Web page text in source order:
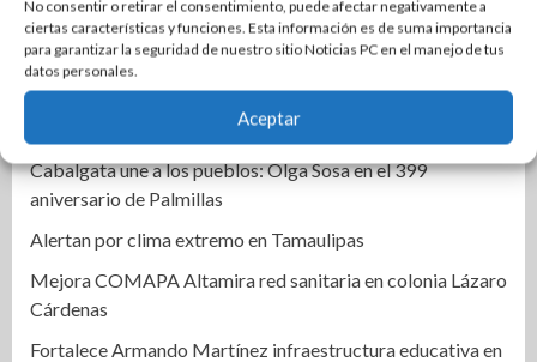
No consentir o retirar el consentimiento, puede afectar negativamente a
ciertas características y funciones. Esta información es de suma importancia
para garantizar la seguridad de nuestro sitio Noticias PC en el manejo de tus
datos personales.
Aceptar
Mónica Villarreal impulsa la transformación de la entrada
al Centro Histórico de Tampico
Cabalgata une a los pueblos: Olga Sosa en el 399
aniversario de Palmillas
Alertan por clima extremo en Tamaulipas
Mejora COMAPA Altamira red sanitaria en colonia Lázaro
Cárdenas
Fortalece Armando Martínez infraestructura educativa en